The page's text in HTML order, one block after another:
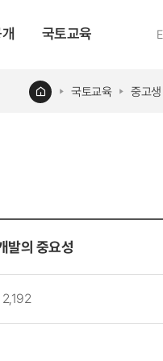
국토교육
홈 국토교육 중고
발의 중요성
2,192